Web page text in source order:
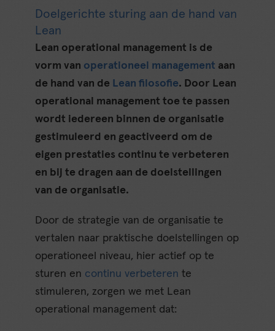
Doelgerichte sturing aan de hand van
Lean
Lean operational management is de
vorm van operationeel management aan
de hand van de Lean filosofie. Door Lean
operational management toe te passen
wordt iedereen binnen de organisatie
gestimuleerd en geactiveerd om de
eigen prestaties continu te verbeteren
en bij te dragen aan de doelstellingen
van de organisatie.
Door de strategie van de organisatie te
vertalen naar praktische doelstellingen op
operationeel niveau, hier actief op te
sturen en continu verbeteren te
stimuleren, zorgen we met Lean
operational management dat: